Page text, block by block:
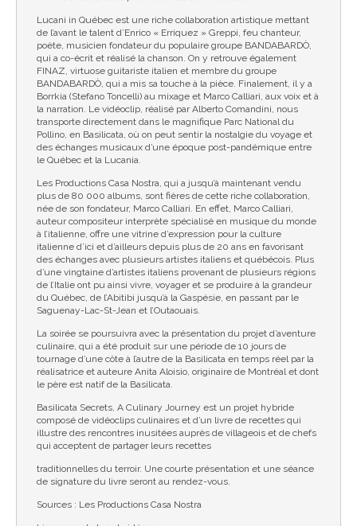
Lucani in Québec est une riche collaboration artistique mettant
de l’avant le talent d’Enrico « Erriquez » Greppi, feu chanteur,
poète, musicien fondateur du populaire groupe BANDABARDÒ,
qui a co-écrit et réalisé la chanson. On y retrouve également
FINAZ, virtuose guitariste italien et membre du groupe
BANDABARDÒ, qui a mis sa touche à la pièce. Finalement, il y a
Borrkia (Stefano Toncelli) au mixage et Marco Calliari, aux voix et à
la narration. Le vidéoclip, réalisé par Alberto Comandini, nous
transporte directement dans le magnifique Parc National du
Pollino, en Basilicata, où on peut sentir la nostalgie du voyage et
des échanges musicaux d’une époque post-pandémique entre
le Québec et la Lucania.
Les Productions Casa Nostra, qui a jusqu’à maintenant vendu
plus de 80 000 albums, sont fières de cette riche collaboration,
née de son fondateur, Marco Calliari. En effet, Marco Calliari,
auteur compositeur interprète spécialisé en musique du monde
à l’italienne, offre une vitrine d’expression pour la culture
italienne d’ici et d’ailleurs depuis plus de 20 ans en favorisant
des échanges avec plusieurs artistes italiens et québécois. Plus
d’une vingtaine d’artistes italiens provenant de plusieurs régions
de l’Italie ont pu ainsi vivre, voyager et se produire à la grandeur
du Québec, de l’Abitibi jusqu’à la Gaspésie, en passant par le
Saguenay-Lac-St-Jean et l’Outaouais.
La soirée se poursuivra avec la présentation du projet d’aventure
culinaire, qui a été produit sur une période de 10 jours de
tournage d’une côte à l’autre de la Basilicata en temps réel par la
réalisatrice et auteure Anita Aloisio, originaire de Montréal et dont
le père est natif de la Basilicata.
Basilicata Secrets, A Culinary Journey est un projet hybride
composé de vidéoclips culinaires et d’un livre de recettes qui
illustre des rencontres inusitées auprès de villageois et de chefs
qui acceptent de partager leurs recettes
traditionnelles du terroir. Une courte présentation et une séance
de signature du livre seront au rendez-vous.
Sources : Les Productions Casa Nostra